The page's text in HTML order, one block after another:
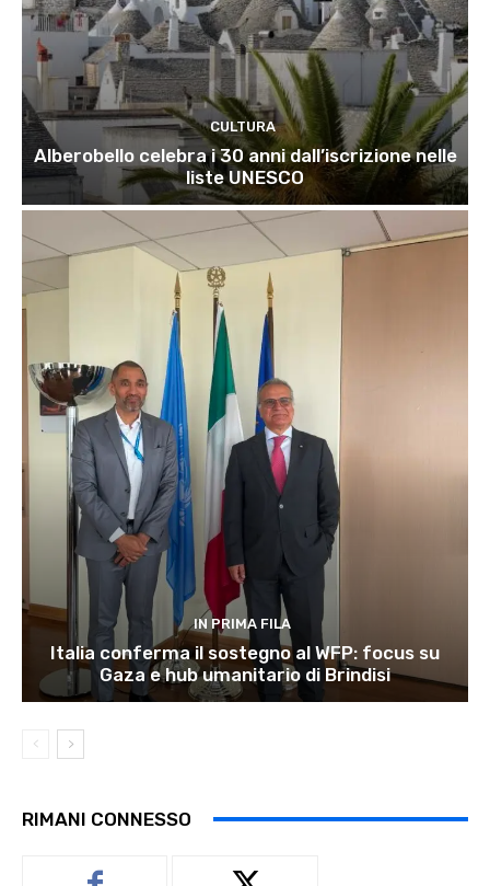
CULTURA
Alberobello celebra i 30 anni dall’iscrizione nelle
liste UNESCO
IN PRIMA FILA
Italia conferma il sostegno al WFP: focus su
Gaza e hub umanitario di Brindisi
RIMANI CONNESSO